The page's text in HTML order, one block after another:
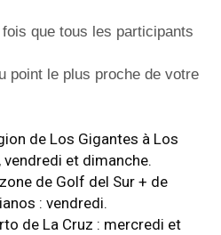
que tous les participants
point le plus proche de votre
de Los Gigantes à Los
et dimanche.
de Golf del Sur + de
: vendredi.
de La Cruz : mercredi et